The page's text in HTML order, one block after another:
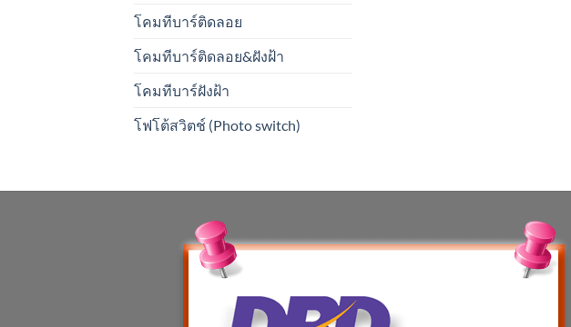
โคมทีบาร์ติดลอย
โคมทีบาร์ติดลอย&ฝังฝ้า
โคมทีบาร์ฝังฝ้า
โฟโต้สวิตช์ (Photo switch)